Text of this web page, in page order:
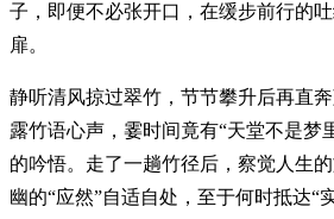
子，即便不必张开口，在缓步前行的
扉。
静听清风掠过翠竹，节节攀升后再直
露竹语心声，霎时间竟有“天堂不是梦
的吟悟。走了一趟竹径后，察觉人生
幽的“应然”自适自处，至于何时抵达“